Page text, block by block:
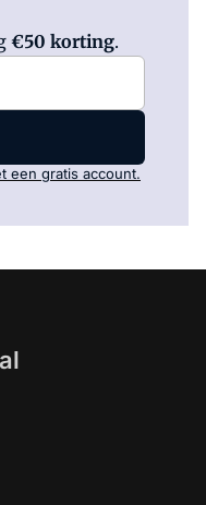
€50 korting.
een gratis account.